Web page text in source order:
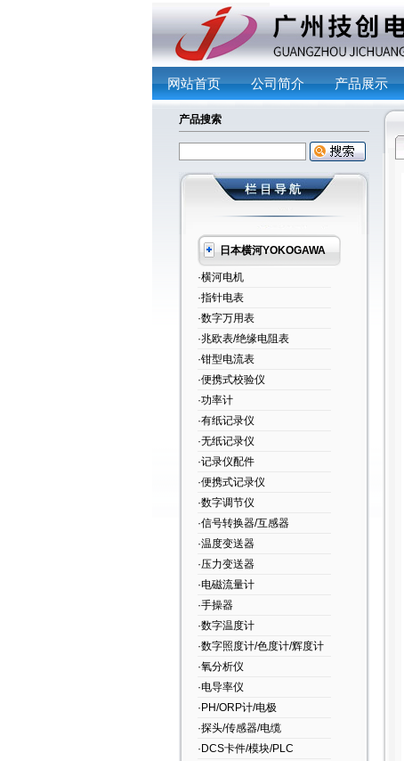
网站首页 公司简介 产品展示
产品搜索
日本横河YOKOGAWA
·横河电机
·指针电表
·数字万用表
·兆欧表/绝缘电阻表
·钳型电流表
·便携式校验仪
·功率计
·有纸记录仪
·无纸记录仪
·记录仪配件
·便携式记录仪
·数字调节仪
·信号转换器/互感器
·温度变送器
·压力变送器
·电磁流量计
·手操器
·数字温度计
·数字照度计/色度计/辉度计
·氧分析仪
·电导率仪
·PH/ORP计/电极
·探头/传感器/电缆
·DCS卡件/模块/PLC